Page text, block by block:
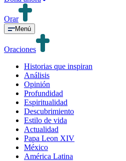
Orar
Menú
Oraciones
Historias que inspiran
Análisis
Opinión
Profundidad
Espiritualidad
Descubrimiento
Estilo de vida
Actualidad
Papa Leon XIV
México
América Latina